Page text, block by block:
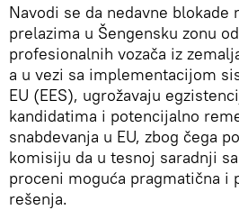
Navodi se da nedavne blokade
prelazima u Šengensku zonu
profesionalnih vozača iz
a u vezi sa implementacijom
EU (EES), ugrožavaju
kandidatima i potencijalno
snabdevanja u EU, zbog čega
komisiju da u tesnoj saradnji
proceni moguća pragmatična i
rešenja.